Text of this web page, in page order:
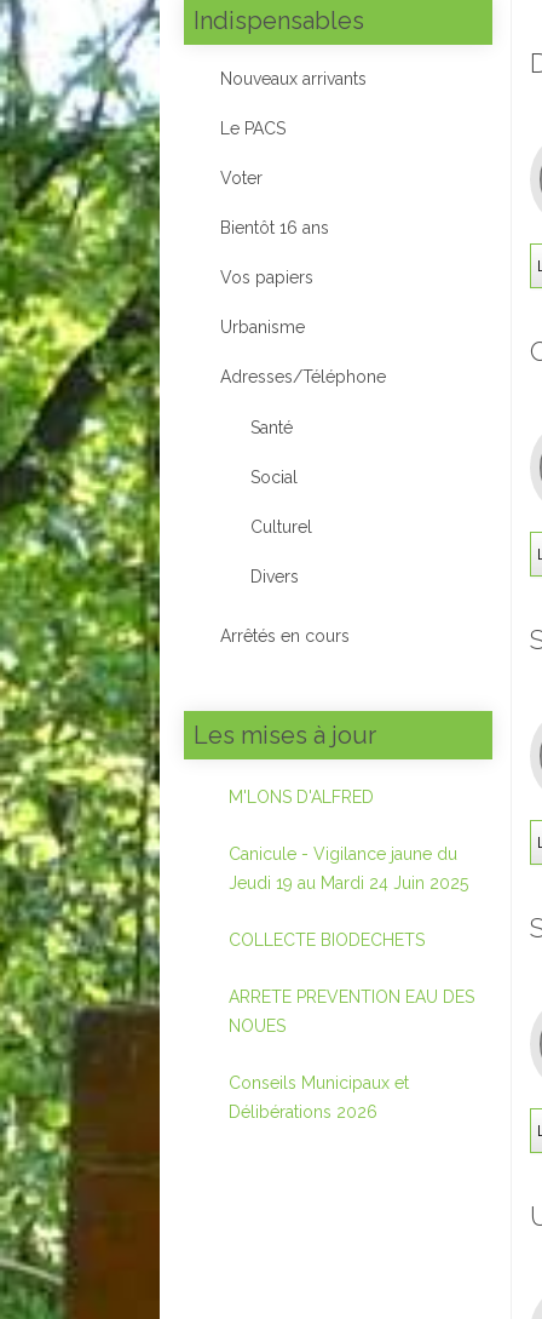
Indispensables
Nouveaux arrivants
Le PACS
Voter
Bientôt 16 ans
Vos papiers
Urbanisme
Adresses/Téléphone
Santé
Social
Culturel
Divers
Arrêtés en cours
Les mises à jour
M'LONS D'ALFRED
Canicule - Vigilance jaune du
Jeudi 19 au Mardi 24 Juin 2025
COLLECTE BIODECHETS
ARRETE PREVENTION EAU DES
NOUES
Conseils Municipaux et
Délibérations 2026